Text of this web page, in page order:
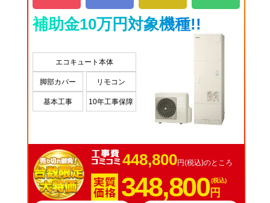
補助金10万円対象機種!!
エコキュート本体
脚部カバー リモコン
基本工事 10年工事保障
448,800円(税込)のところ
348,800(税込)
円